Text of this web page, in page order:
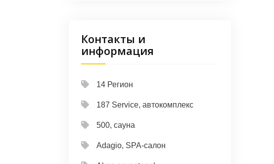
Контакты и
информация
14 Регион
187 Service, автокомплекс
500, сауна
Adagio, SPA-салон